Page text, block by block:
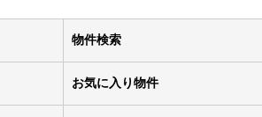
物件検索
お気に入り物件